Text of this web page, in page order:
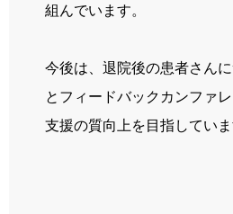
組んでいます。
今後は、退院後の患者さん
とフィードバックカンファレ
支援の質向上を目指していま